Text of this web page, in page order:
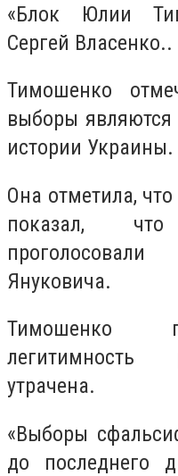
«Блок Юлии
Сергей Власенко..
Тимошенко
выборы
истории Украины.
Она отметила,
показал,
Януковича.
Тимошенко
утрачена.
«Выборы
до последнего